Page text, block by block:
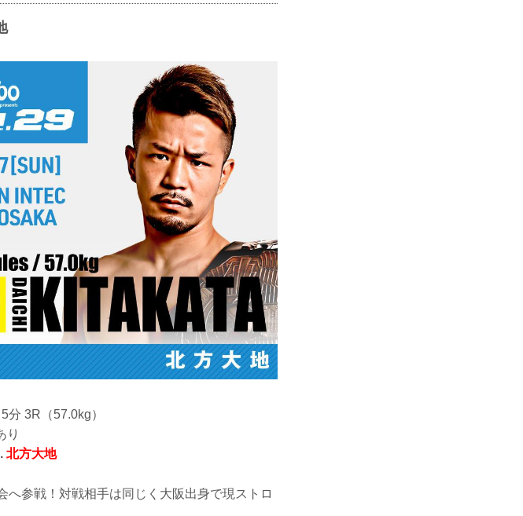
分 3R（57.0kg）
り
北方大地
へ参戦！対戦相手は同じく大阪出身で現ストロ